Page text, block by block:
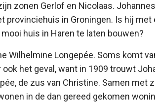
zonen Gerlof en Nicolaas.
provinciehuis in Groningen. Is hij met
huis in Haren te laten bouwen?
Wilhelmine Longepée. Soms komt
het geval, want in 1909 trouwt
de zus van Christine. Samen met
in de dan gereed gekomen